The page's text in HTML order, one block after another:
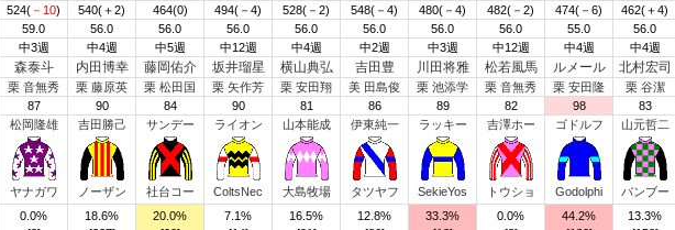
524( －10) 540(＋2) 464(0) 494(－4) 528(－2) 548(－4) 480(－4) 482(－2) 474(－6) 462(＋4)
59.0 56.0 56.0 56.0 56.0 56.0 56.0 56.0 55.0 56.0
中3週 中4週 中5週 中12週 中4週 中2週 中3週 中12週 中4週 中4週
森泰斗 内田博幸 藤岡佑介 坂井瑠星 横山典弘 吉田豊 川田将雅 松若風馬 ルメール 北村宏司
栗 音無秀 栗 藤原英 栗 松田国 栗 矢作芳 栗 安田翔 美 田島俊 栗 池添学 栗 音無秀 栗 安田隆 栗 谷潔
87 90 84 90 81 86 89 82 98 83
松岡隆雄
ヤナガワ
吉田勝己
ノーザン
サンデー
社台コー
ライオン
ColtsNec
山本能成
大島牧場
伊東純一
タツヤフ
ラッキー
SekieYos
吉澤ホー
トウショ
ゴドルフ
Godolphi
山元哲二
バンブー
0.0%
18.6%
20.0%
7.1%
16.5%
12.8%
33.3%
0.0%
44.2%
13.3%